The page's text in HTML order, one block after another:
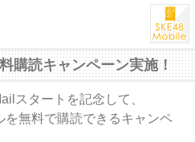
購読キャンペーン実施！
スタートを記念して、
無料で購読できるキャンペ